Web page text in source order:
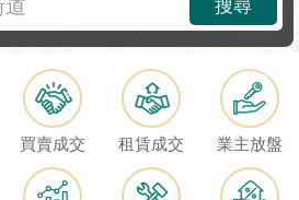
搜尋
買賣成交 租賃成交 業主放盤